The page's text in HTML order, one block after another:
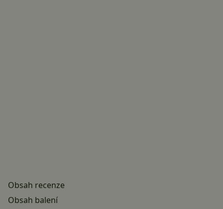
Obsah recenze
Obsah balení